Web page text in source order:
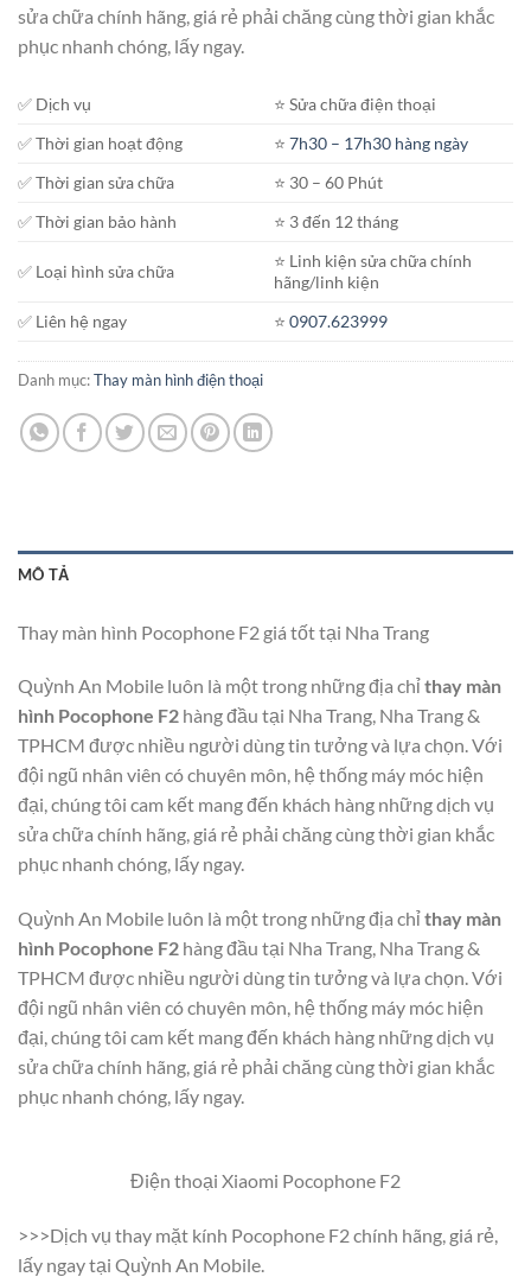
sửa chữa chính hãng, giá rẻ phải chăng cùng thời gian khắc
phục nhanh chóng, lấy ngay.
✅ Dịch vụ
⭐️ Sửa chữa điện thoại
✅ Thời gian hoạt động
⭐️7h30 – 17h30 hàng ngày
✅ Thời gian sửa chữa
⭐️ 30 – 60 Phút
✅ Thời gian bảo hành
⭐️ 3 đến 12 tháng
✅ Loại hình sửa chữa
⭐️ Linh kiện sửa chữa chính
hãng/linh kiện
✅ Liên hệ ngay
⭐️0907.623999
Danh mục:Thay màn hình điện thoại
MÔ TẢ
Thay màn hình Pocophone F2 giá tốt tại Nha Trang
Quỳnh An Mobile luôn là một trong những địa chỉthay màn
hình Pocophone F2 hàng đầu tại Nha Trang, Nha Trang &
TPHCM được nhiều người dùng tin tưởng và lựa chọn. Với
đội ngũ nhân viên có chuyên môn, hệ thống máy móc hiện
đại, chúng tôi cam kết mang đến khách hàng những dịch vụ
sửa chữa chính hãng, giá rẻ phải chăng cùng thời gian khắc
phục nhanh chóng, lấy ngay.
Quỳnh An Mobile luôn là một trong những địa chỉthay màn
hình Pocophone F2 hàng đầu tại Nha Trang, Nha Trang &
TPHCM được nhiều người dùng tin tưởng và lựa chọn. Với
đội ngũ nhân viên có chuyên môn, hệ thống máy móc hiện
đại, chúng tôi cam kết mang đến khách hàng những dịch vụ
sửa chữa chính hãng, giá rẻ phải chăng cùng thời gian khắc
phục nhanh chóng, lấy ngay.
Điện thoại Xiaomi Pocophone F2
>>>Dịch vụ thay mặt kính Pocophone F2 chính hãng, giá rẻ,
lấy ngay tại Quỳnh An Mobile.